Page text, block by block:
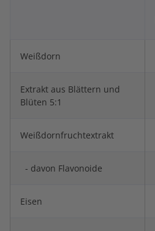
Weißdorn
Extrakt aus Blättern und
Blüten 5:1
Weißdornfruchtextrakt
- davon Flavonoide
Eisen